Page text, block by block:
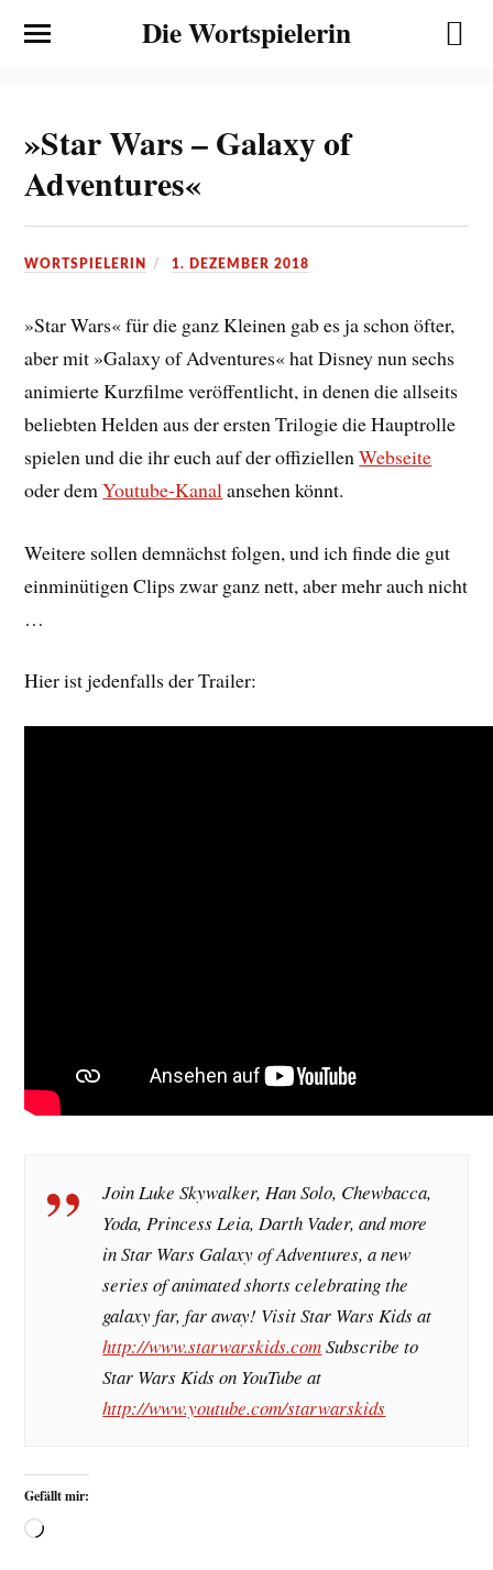
Die Wortspielerin
»Star Wars – Galaxy of
Adventures«
WORTSPIELERIN 1. DEZEMBER 2018
»Star Wars« für die ganz Kleinen gab es ja schon öfter,
aber mit »Galaxy of Adventures« hat Disney nun sechs
animierte Kurzfilme veröffentlicht, in denen die allseits
beliebten Helden aus der ersten Trilogie die Hauptrolle
spielen und die ihr euch auf der offiziellenWebseite
oder demYoutube-Kanalansehen könnt.
Weitere sollen demnächst folgen, und ich finde die gut
einminütigen Clips zwar ganz nett, aber mehr auch nicht
…
Hier ist jedenfalls der Trailer:
Join Luke Skywalker, Han Solo, Chewbacca,
Yoda, Princess Leia, Darth Vader, and more
in Star Wars Galaxy of Adventures, a new
series of animated shorts celebrating the
galaxy far, far away! Visit Star Wars Kids at
http://www.starwarskids.comSubscribe to
Star Wars Kids on YouTube at
http://www.youtube.com/starwarskids
Gefällt mir: